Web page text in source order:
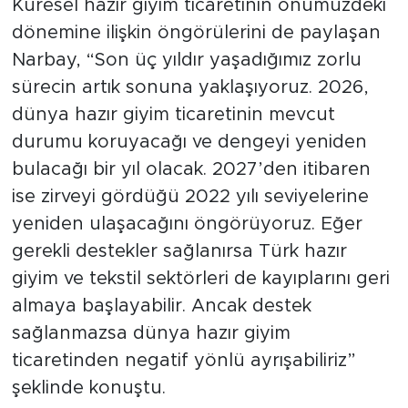
Küresel hazır giyim ticaretinin önümüzdeki
dönemine ilişkin öngörülerini de paylaşan
Narbay, “Son üç yıldır yaşadığımız zorlu
sürecin artık sonuna yaklaşıyoruz. 2026,
dünya hazır giyim ticaretinin mevcut
durumu koruyacağı ve dengeyi yeniden
bulacağı bir yıl olacak. 2027’den itibaren
ise zirveyi gördüğü 2022 yılı seviyelerine
yeniden ulaşacağını öngörüyoruz. Eğer
gerekli destekler sağlanırsa Türk hazır
giyim ve tekstil sektörleri de kayıplarını geri
almaya başlayabilir. Ancak destek
sağlanmazsa dünya hazır giyim
ticaretinden negatif yönlü ayrışabiliriz”
şeklinde konuştu.